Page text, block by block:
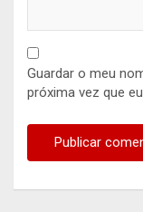
Guardar o meu
próxima vez que